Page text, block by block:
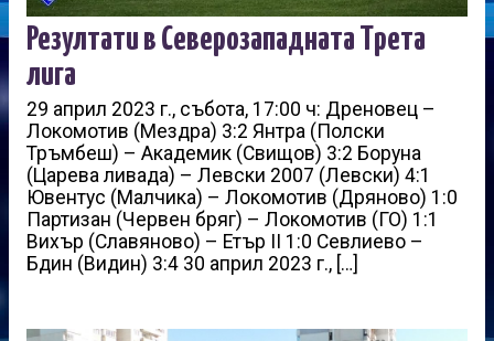
Резултати в Северозападната Трета
лига
29 април 2023 г., събота, 17:00 ч: Дреновец –
Локомотив (Мездра) 3:2 Янтра (Полски
Тръмбеш) – Академик (Свищов) 3:2 Боруна
(Царева ливада) – Левски 2007 (Левски) 4:1
Ювентус (Малчика) – Локомотив (Дряново) 1:0
Партизан (Червен бряг) – Локомотив (ГО) 1:1
Вихър (Славяново) – Етър II 1:0 Севлиево –
Бдин (Видин) 3:4 30 април 2023 г., […]